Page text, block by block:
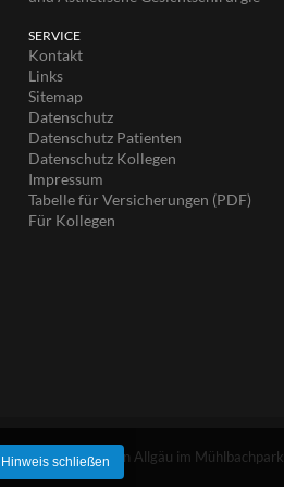
SERVICE
Kontakt
Links
Sitemap
Datenschutz
Datenschutz Patienten
Datenschutz Kollegen
Impressum
Tabelle für Versicherungen (PDF)
Für Kollegen
© MKG Kaufbeuren Allgäu im Mühlbachpark
Hinweis schließen